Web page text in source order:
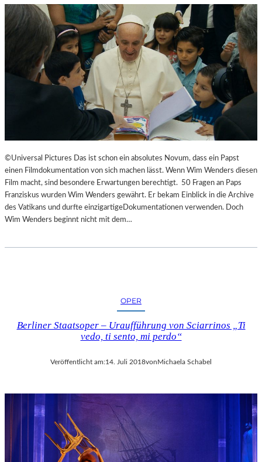
©Universal Pictures Das ist schon ein absolutes Novum, dass ein Papst
einen Filmdokumentation von sich machen lässt. Wenn Wim Wenders diesen
Film macht, sind besondere Erwartungen berechtigt. 50 Fragen an Paps
Franziskus wurden Wim Wenders gewährt. Er bekam Einblick in die Archive
des Vatikans und durfte einzigartigeDokumentationen verwenden. Doch
Wim Wenders beginnt nicht mit dem…
OPER
Berliner Staatsoper – Uraufführung von Sciarrinos „Ti
vedo, ti sento, mi perdo“
Veröffentlicht am:14. Juli 2018vonMichaela Schabel